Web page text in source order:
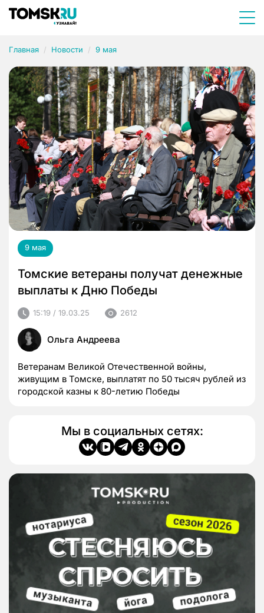
Главная Новости 9 мая
9 мая
Томские ветераны получат денежные
выплаты к Дню Победы
15:19 / 19.03.25 2612
Ольга Андреева
Ветеранам Великой Отечественной войны,
живущим в Томске, выплатят по 50 тысяч рублей из
городской казны к 80-летию Победы
Мы в социальных сетях: